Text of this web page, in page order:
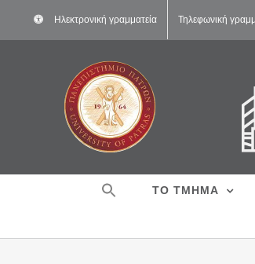
περιεχόμενο
Ηλεκτρονική γραμματεία Τηλεφωνική
ΤΟ ΤΜΗΜΑ